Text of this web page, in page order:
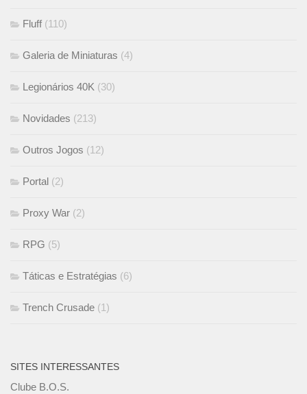
Fluff (110)
Galeria de Miniaturas (4)
Legionários 40K (30)
Novidades (213)
Outros Jogos (12)
Portal (2)
Proxy War (2)
RPG (5)
Táticas e Estratégias (6)
Trench Crusade (1)
SITES INTERESSANTES
Clube B.O.S.